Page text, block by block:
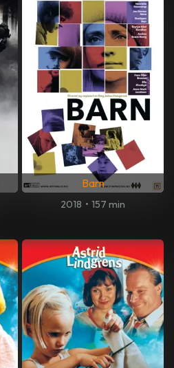
Barn
2018 • 157 min